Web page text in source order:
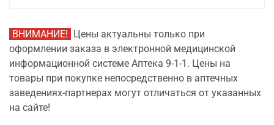
ВНИМАНИЕ! Цены актуальны только при
оформлении заказа в электронной медицинской
информационной системе Аптека 9-1-1. Цены на
товары при покупке непосредственно в аптечных
заведениях-партнерах могут отличаться от указанных
на сайте!